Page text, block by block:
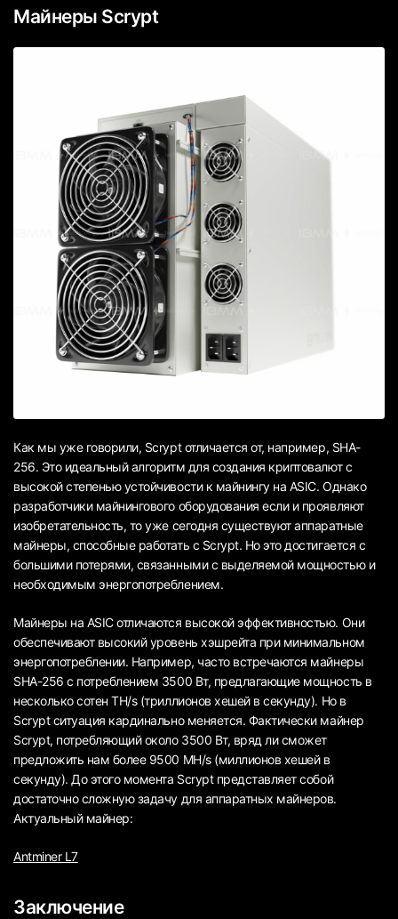
Майнеры Scrypt
Как мы уже говорили, Scrypt отличается от, например, SHA-
256. Это идеальный алгоритм для создания криптовалют с
высокой степенью устойчивости к майнингу на ASIC. Однако
разработчики майнингового оборудования если и проявляют
изобретательность, то уже сегодня существуют аппаратные
майнеры, способные работать с Scrypt. Но это достигается с
большими потерями, связанными с выделяемой мощностью и
необходимым энергопотреблением.
Майнеры на ASIC отличаются высокой эффективностью. Они
обеспечивают высокий уровень хэшрейта при минимальном
энергопотреблении. Например, часто встречаются майнеры
SHA-256 с потреблением 3500 Вт, предлагающие мощность в
несколько сотен TH/s (триллионов хешей в секунду). Но в
Scrypt ситуация кардинально меняется. Фактически майнер
Scrypt, потребляющий около 3500 Вт, вряд ли сможет
предложить нам более 9500 MH/s (миллионов хешей в
секунду). До этого момента Scrypt представляет собой
достаточно сложную задачу для аппаратных майнеров.
Актуальный майнер:
Antminer L7
Заключение